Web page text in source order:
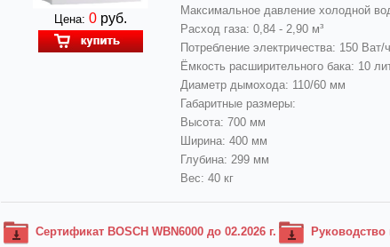
Цена: 0 руб.
Максимальное давление холодной
Расход газа: 0,84 - 2,90 м³
Потребление электричества: 150 Ват/
Ёмкость расширительного бака: 10
Диаметр дымохода: 110/60 мм
Габаритные размеры:
Высота: 700 мм
Ширина: 400 мм
Глубина: 299 мм
Вес: 40 кг
Сертификат BOSCH WBN6000 до 02.2026 г. Руководство